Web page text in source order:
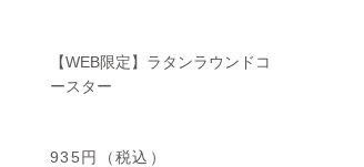
【WEB限定】ラタンラウンドコ
ースター
935円（税込）